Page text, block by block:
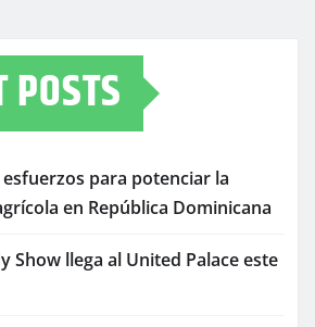
POSTS
esfuerzos para potenciar la
en República Dominicana
Show llega al United Palace este